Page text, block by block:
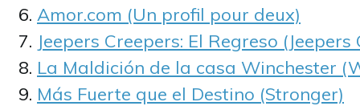
Amor.com (Un profil pour deux)
Jeepers Creepers: El Regreso (Jeepers
La Maldición de la casa Winchester
Más Fuerte que el Destino (Stronger)